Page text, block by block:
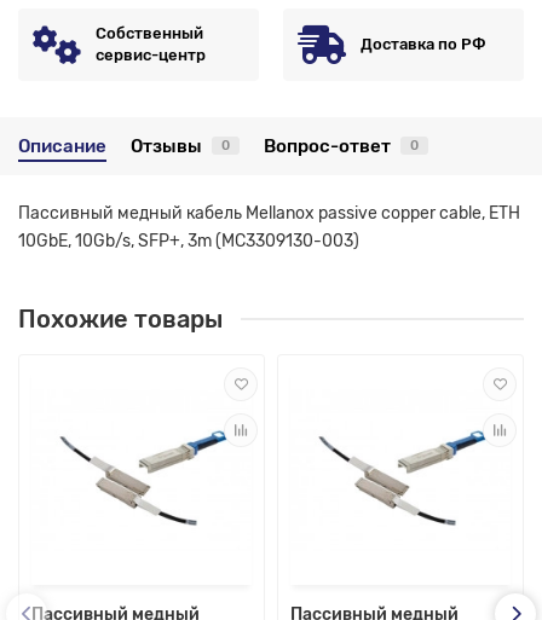
Собственный
сервис-центр
Доставка по РФ
Описание Отзывы 0 Вопрос-ответ 0
Пассивный медный кабель Mellanox passive copper cable, ETH
10GbE, 10Gb/s, SFP+, 3m (MC3309130-003)
Похожие товары
Пассивный медный
Пассивный медный